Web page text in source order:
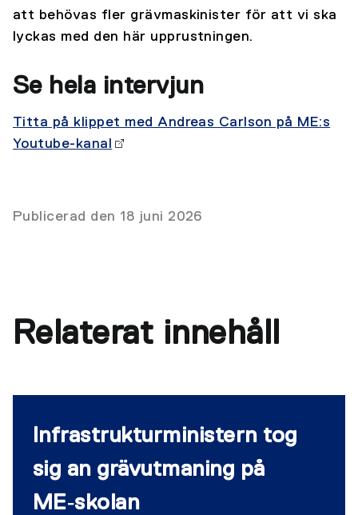
att behövas fler grävmaskinister för att vi ska
lyckas med den här upprustningen.
Se hela intervjun
Titta på klippet med Andreas Carlson på ME:s
Youtube-kanal
Publicerad den 18 juni 2026
Relaterat innehåll
Infrastrukturministern tog
sig an grävutmaning på
ME‑skolan